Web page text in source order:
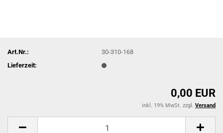
Art.Nr.:
30-310-168
Lieferzeit:
0,00 EUR
inkl. 19% MwSt. zzgl. Versand